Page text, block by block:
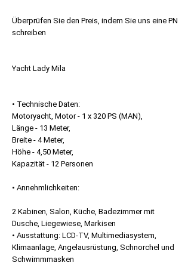
Überprüfen Sie den Preis, indem Sie uns eine PN
schreiben
Yacht Lady Mila
• Technische Daten:
Motoryacht, Motor - 1 x 320 PS (MAN),
Länge - 13 Meter,
Breite - 4 Meter,
Höhe - 4,50 Meter,
Kapazität - 12 Personen
• Annehmlichkeiten:
2 Kabinen, Salon, Küche, Badezimmer mit
Dusche, Liegewiese, Markisen
• Ausstattung: LCD-TV, Multimediasystem,
Klimaanlage, Angelausrüstung, Schnorchel und
Schwimmmasken